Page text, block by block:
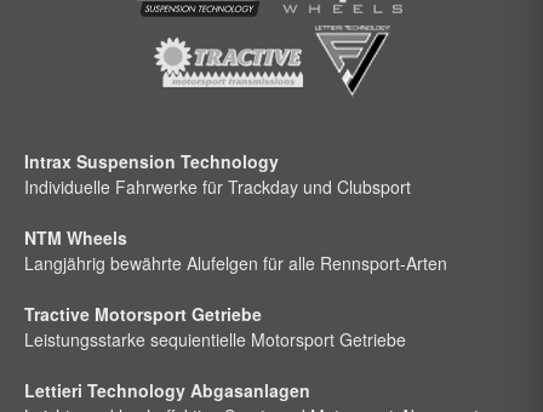
Intrax Suspension Technology
Individuelle Fahrwerke für Trackday und Clubsport
NTM Wheels
Langjährig bewährte Alufelgen für alle Rennsport-Arten
Tractive Motorsport Getriebe
Leistungsstarke sequientielle Motorsport Getriebe
Lettieri Technology Abgasanlagen